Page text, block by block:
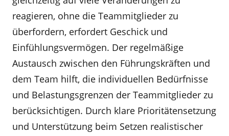
reagieren, ohne die Teammitglieder zu
überfordern, erfordert Geschick und
Einfühlungsvermögen. Der regelmäßige
Austausch zwischen den Führungskräften und
dem Team hilft, die individuellen Bedürfnisse
und Belastungsgrenzen der Teammitglieder zu
berücksichtigen. Durch klare Prioritätensetzung
und Unterstützung beim Setzen realistischer